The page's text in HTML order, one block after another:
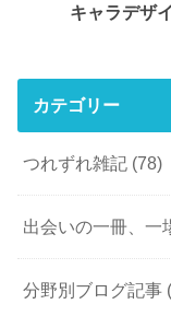
キャラデザイン
カテゴリー
つれずれ雑記 (78)
出会いの一冊、一
分野別ブログ記事